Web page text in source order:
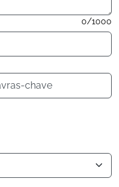
0/1000
chave